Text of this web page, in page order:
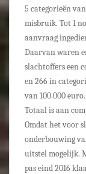
5 categorieën
misbruik. Tot 1
aanvraag
Daarvan waren
slachtoffers een
en 266 in
van 100.000 euro.
Totaal is aan
Omdat het voor
onderbouwing
uitstel mogelijk.
pas eind 2016